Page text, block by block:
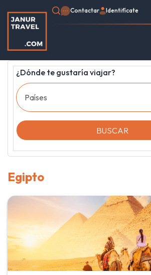
Contactar Identifícate
¿Dónde te gustaría viajar?
BUSCAR
Egipto